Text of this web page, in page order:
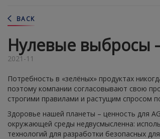
содержанию
BACK
Нулевые выбросы
2021-11
Потребность в «зелёных» продуктах
поэтому компании согласовывают свою
строгими правилами и растущим спросом
Здоровье нашей планеты – ценность для
окружающей среды недвусмысленна:
технологий для разработки безопасных